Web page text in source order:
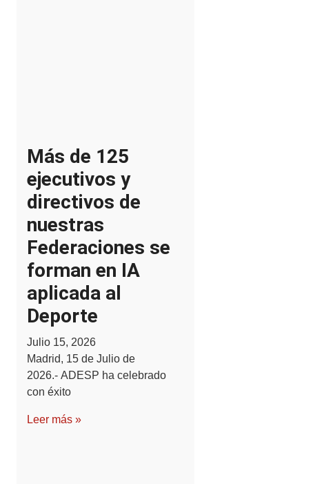
Más de 125
ejecutivos y
directivos de
nuestras
Federaciones se
forman en IA
aplicada al
Deporte
Julio 15, 2026
Madrid, 15 de Julio de
2026.- ADESP ha celebrado
con éxito
Leer más »